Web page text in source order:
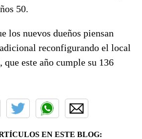
50.
los nuevos dueños piensan
reconfigurando el local
este año cumple su 136
EN ESTE BLOG: